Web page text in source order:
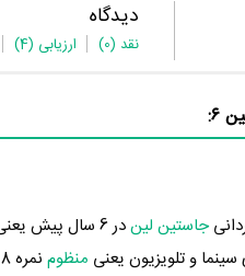
دیدگاه
نقد (0) ارزیابی (4)
۶:
جاستین لین
منظوم